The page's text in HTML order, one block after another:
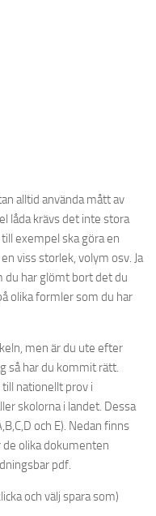
alltid använda mått av
låda krävs det inte stora
exempel ska göra en
viss storlek, volym osv. Ja
du har glömt bort det du
olika formler som du har
men är du ute efter
så har du kommit rätt.
nationellt prov i
skolorna i landet. Dessa
och E). Nedan finns
olika dokumenten
pdf.
och välj spara som)